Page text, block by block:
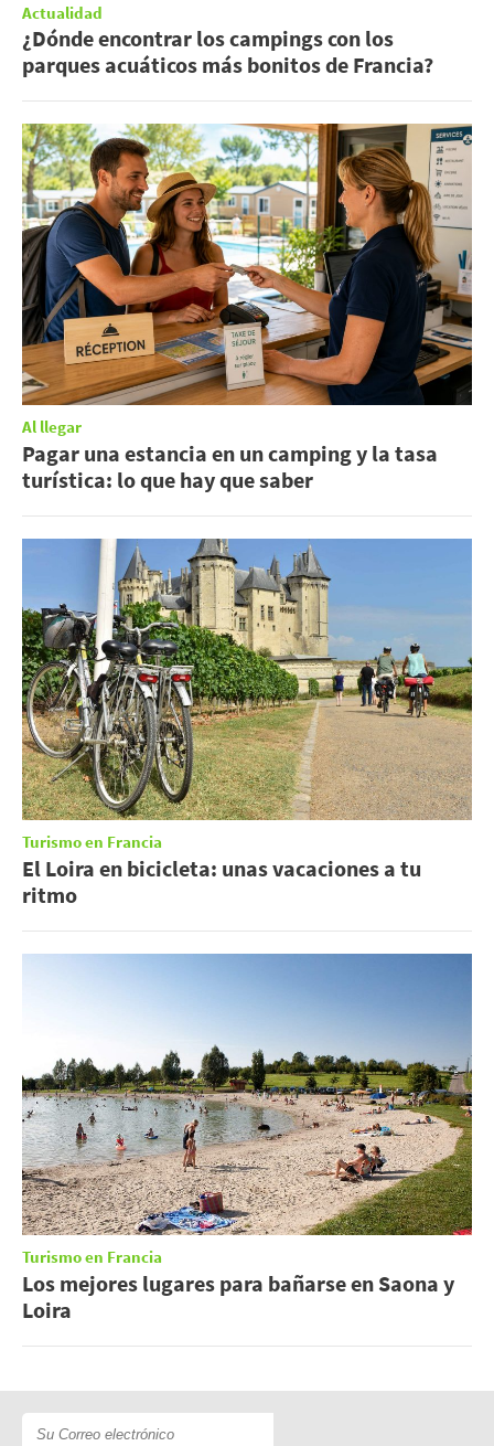
Actualidad
¿Dónde encontrar los campings con los
parques acuáticos más bonitos de Francia?
Al llegar
Pagar una estancia en un camping y la tasa
turística: lo que hay que saber
Turismo en Francia
El Loira en bicicleta: unas vacaciones a tu
ritmo
Turismo en Francia
Los mejores lugares para bañarse en Saona y
Loira